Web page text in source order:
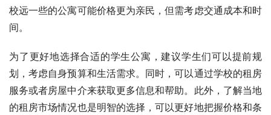
校远一些的公寓可能价格更为亲民，但需考虑交通成本和时
间。
为了更好地选择合适的学生公寓，建议学生们可以提前规
划，考虑自身预算和生活需求。同时，可以通过学校的租房
服务或者房屋中介来获取更多信息和帮助。此外，了解当地
的租房市场情况也是明智的选择，可以更好地把握价格和条